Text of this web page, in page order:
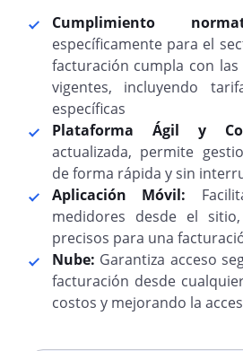
Cumplimiento
específicamente para el
facturación cumpla con
vigentes, incluyendo
específicas
Plataforma Ágil y
actualizada, permite
de forma rápida y sin
Aplicación Móvil:
medidores desde el
precisos para una
Nube: Garantiza acceso
facturación desde
costos y mejorando la